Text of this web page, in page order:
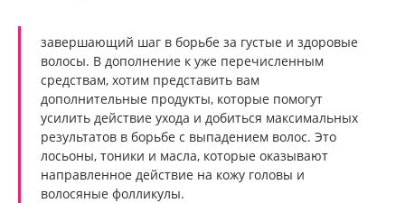
завершающий шаг в борьбе за густые и здоровые
волосы. В дополнение к уже перечисленным
средствам, хотим представить вам
дополнительные продукты, которые помогут
усилить действие ухода и добиться максимальных
результатов в борьбе с выпадением волос. Это
лосьоны, тоники и масла, которые оказывают
направленное действие на кожу головы и
волосяные фолликулы.